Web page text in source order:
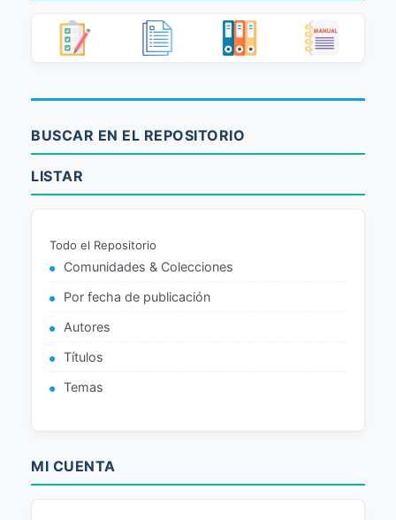
BUSCAR EN EL REPOSITORIO
LISTAR
Todo el Repositorio
Comunidades & Colecciones
Por fecha de publicación
Autores
Títulos
Temas
MI CUENTA